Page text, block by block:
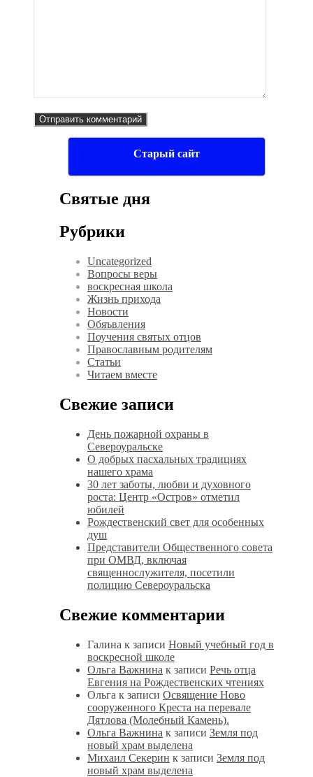
Старый сайт
Святые дня
Рубрики
Uncategorized
Вопросы веры
воскресная школа
Жизнь прихода
Новости
Обяъвления
Поучения святых отцов
Православным родителям
Статьи
Читаем вместе
Свежие записи
День пожарной охраны в
Североуральске
О добрых пасхальных традициях
нашего храма
30 лет заботы, любви и духовного
роста: Центр «Остров» отметил
юбилей
Рождественский свет для особенных
душ
Представители Общественного совета
при ОМВД, включая
священнослужителя, посетили
полицию Североуральска
Свежие комментарии
Галина к записи Новый учебный год в
воскресной школе
Ольга Важнина к записи Речь отца
Евгения на Рождественских чтениях
Ольга к записи Освящение Ново
сооруженного Креста на перевале
Дятлова (Молебный Камень).
Ольга Важнина к записи Земля под
новый храм выделена
Михаил Секерин к записи Земля под
новый храм выделена